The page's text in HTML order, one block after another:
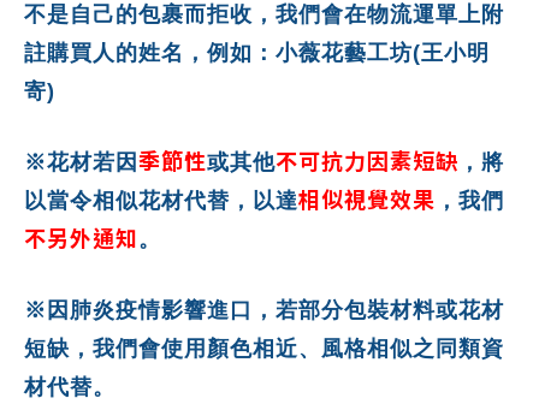
不是自己的包裹而拒收，我們會在物流運單上附
註購買人的姓名，例如：小薇花藝工坊(王小明
寄)
※花材若因 季節性或其他不可抗力因素短缺 ，將
以當令相似花材代替，以達相似視覺效果 ，我們
不另外通知 。
※因肺炎疫情影響進口，若部分包裝材料或花材
短缺，我們會使用顏色相近、風格相似之同類資
材代替。